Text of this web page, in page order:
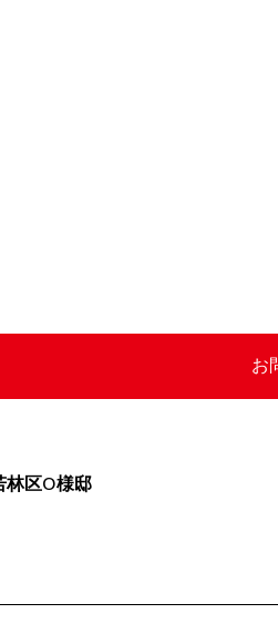
お
林区O様邸